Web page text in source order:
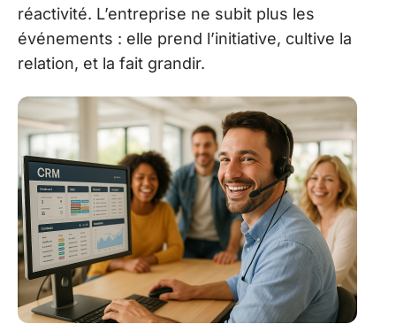
réactivité. L’entreprise ne subit plus les
événements : elle prend l’initiative, cultive la
relation, et la fait grandir.